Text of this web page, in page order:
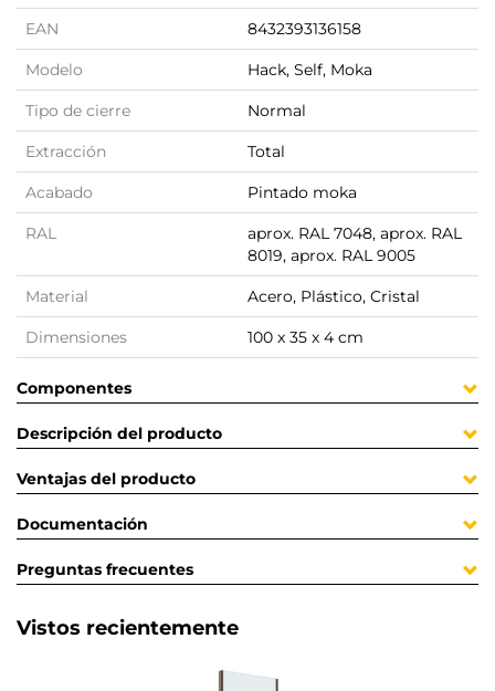
EAN 8432393136158
Modelo Hack, Self, Moka
Tipo de cierre Normal
Extracción Total
Acabado Pintado moka
RAL
aprox. RAL 7048, aprox. RAL
8019, aprox. RAL 9005
Material Acero, Plástico, Cristal
Dimensiones 100 x 35 x 4 cm
Componentes
Descripción del producto
Ventajas del producto
Documentación
Preguntas frecuentes
Vistos recientemente